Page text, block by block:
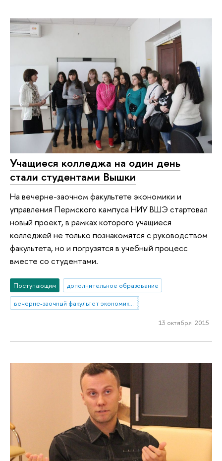
Учащиеся колледжа на один день
стали студентами Вышки
На вечерне-заочном факультете экономики и
управления Пермского кампуса НИУ ВШЭ стартовал
новый проект, в рамках которого учащиеся
колледжей не только познакомятся с руководством
факультета, но и погрузятся в учебный процесс
вместе со студентами.
Поступающим
дополнительное образование
вечерне-заочный факультет экономики и управления
13 октября 2015